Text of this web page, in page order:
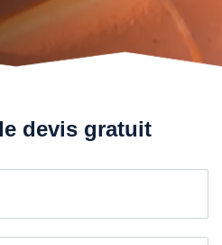
devis gratuit